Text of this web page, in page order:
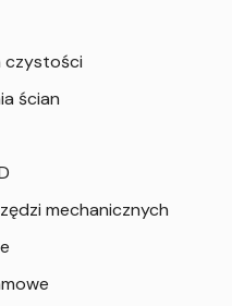
czystości
ścian
mechanicznych